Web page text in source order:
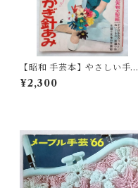
【昭和 手芸本】やさしい手芸
とかぎ針あみ （昭和43年）
¥2,300